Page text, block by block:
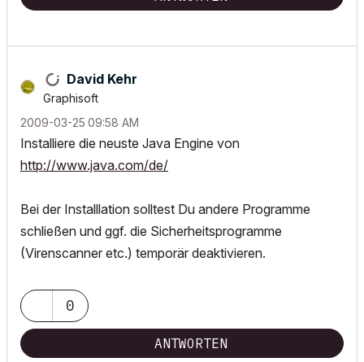
David Kehr
Graphisoft
‎2009-03-25 09:58 AM
Installiere die neuste Java Engine von
http://www.java.com/de/
Bei der Installlation solltest Du andere Programme
schließen und ggf. die Sicherheitsprogramme
(Virenscanner etc.) temporär deaktivieren.
0
ANTWORTEN